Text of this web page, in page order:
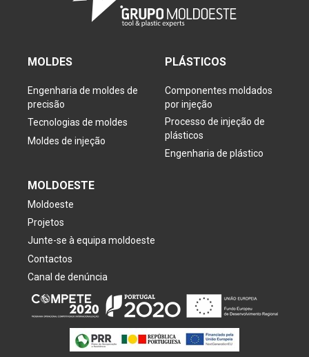
MOLDES
Engenharia de moldes de
precisão
Tecnologias de moldes
Moldes de injeção
PLÁSTICOS
Componentes moldados
por injeção
Processo de injeção de
plásticos
Engenharia de plástico
MOLDOESTE
Moldoeste
Projetos
Junte-se à equipa moldoeste
Contactos
Canal de denúncia